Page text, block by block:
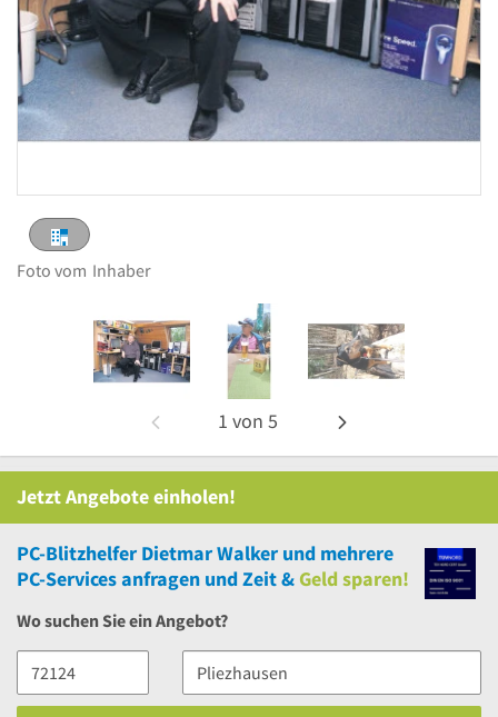
Foto vom Inhaber
1 von 5
Jetzt Angebote einholen!
PC-Blitzhelfer Dietmar Walker und mehrere
PC-Services anfragen und Zeit &Geld sparen!
Wo suchen Sie ein Angebot?